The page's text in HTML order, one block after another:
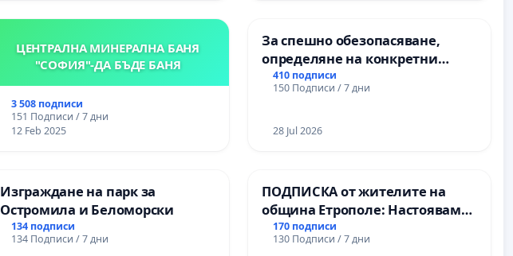
ЦЕНТРАЛНА МИНЕРАЛНА БАНЯ
"СОФИЯ"-ДА БЪДЕ БАНЯ
3 508 подписи
151 Подписи / 7 дни
12 Feb 2025
За спешно обезопасяване,
определяне на конкретни
срокове и извършване на
цялостна рехабилитация на
пътен възел АМ „Тракия“ - гр.
410 подписи
150 Подписи / 7 дни
28 Jul 2026
Изграждане на парк за
Остромила и Беломорски
134 подписи
134 Подписи / 7 дни
ПОДПИСКА от жителите на
община Етрополе: Настояваме
за ясни гаранции от “Елаците-
МЕД” АД и от държавата, че ще
170 подписи
130 Подписи / 7 дни